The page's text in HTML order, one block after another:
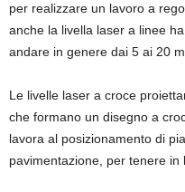
per realizzare un lavoro a
anche la livella laser a linee
andare in genere dai 5 ai 20
Le livelle laser a croce
che formano un disegno a
lavora al posizionamento di
pavimentazione, per tenere in